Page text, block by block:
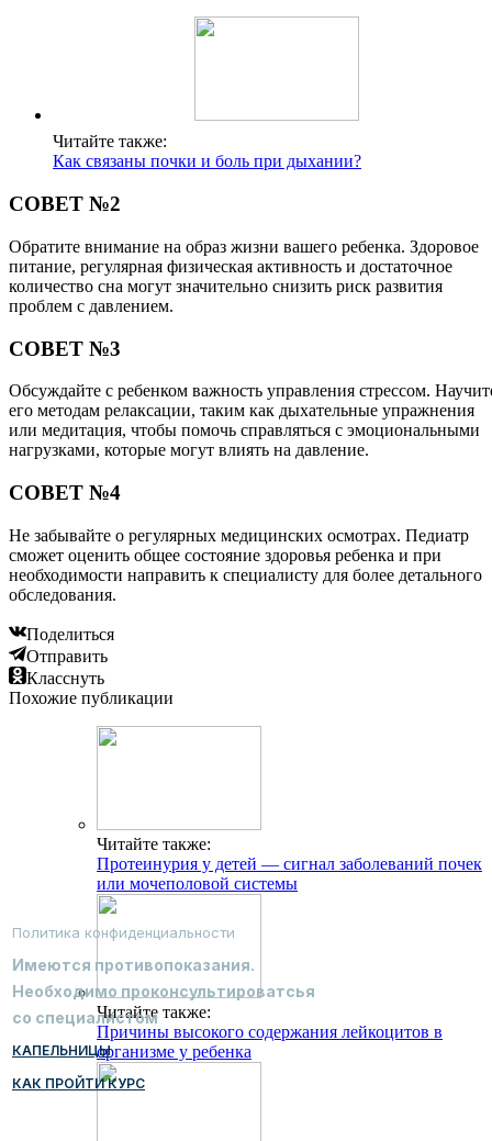
Читайте также:
Как связаны почки и боль при дыхании?
СОВЕТ №2
Обратите внимание на образ жизни вашего ребенка. Здоровое
питание, регулярная физическая активность и достаточное
количество сна могут значительно снизить риск развития
проблем с давлением.
СОВЕТ №3
Обсуждайте с ребенком важность управления стрессом.
его методам релаксации, таким как дыхательные упражнения
или медитация, чтобы помочь справляться с эмоциональными
нагрузками, которые могут влиять на давление.
СОВЕТ №4
Не забывайте о регулярных медицинских осмотрах. Педиатр
сможет оценить общее состояние здоровья ребенка и при
необходимости направить к специалисту для более детального
обследования.
Поделиться
Отправить
Класснуть
Похожие публикации
Читайте также:
Протеинурия у детей — сигнал заболеваний почек
или мочеполовой системы
Читайте также:
Причины высокого содержания лейкоцитов в
организме у ребенка
Политика конфиденциальности
Имеются противопоказания.
Необходимо проконсультироватсья
со специалистом
КАПЕЛЬНИЦЫ
КАК ПРОЙТИ КУРС